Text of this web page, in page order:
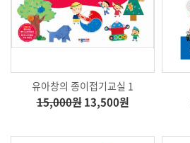
유아창의 종이접기교실 1
15,000원13,500원